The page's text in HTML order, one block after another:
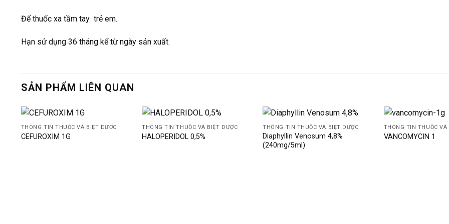
Để thuốc xa tầm tay trẻ em.
Hạn sử dụng 36 tháng kể từ ngày sản xuất.
SẢN PHẨM LIÊN QUAN
THÔNG TIN THUỐC VÀ BIỆT DƯỢC
CEFUROXIM 1G
THÔNG TIN THUỐC VÀ BIỆT DƯỢC
HALOPERIDOL 0,5%
THÔNG TIN THUỐC VÀ BIỆT DƯỢC
Diaphyllin Venosum 4,8%
(240mg/5ml)
THÔNG TIN THUỐC VÀ
VANCOMYCIN 1